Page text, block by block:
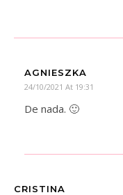
AGNIESZKA
24/10/2021 At 19:31
De nada. 🙂
CRISTINA